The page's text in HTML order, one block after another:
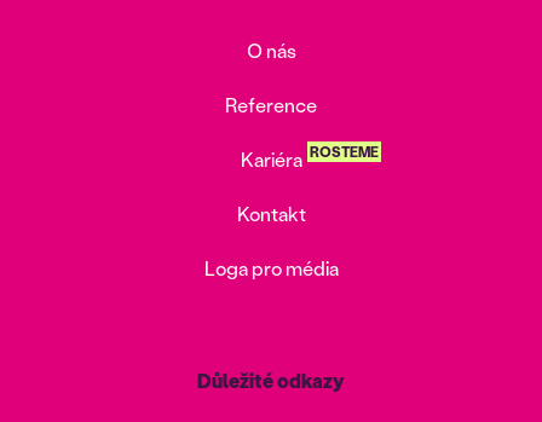
O nás
Reference
Kariéra ROSTEME
Kontakt
Loga pro média
Důležité odkazy